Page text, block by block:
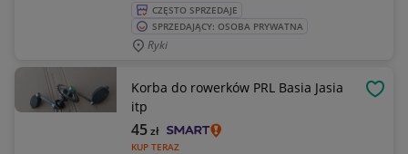
CZĘSTO SPRZEDAJE
SPRZEDAJĄCY: OSOBA PRYWATNA
Ryki
Korba do rowerków PRL Basia Jasia
itp
KUP TERAZ
45zł